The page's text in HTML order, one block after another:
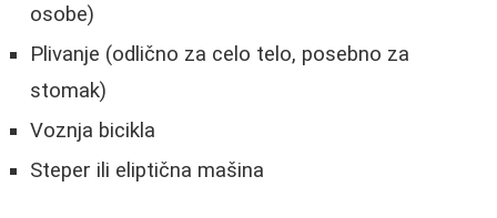
osobe)
Plivanje (odlično za celo telo, posebno za
stomak)
Voznja bicikla
Steper ili eliptična mašina